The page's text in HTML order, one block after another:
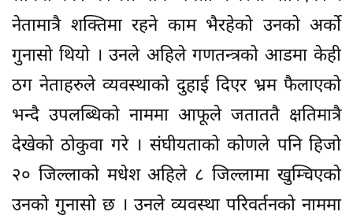
नेतामात्रै शक्तिमा रहने काम भैरहेको उनको अर्को
गुनासो थियो । उनले अहिले गणतन्त्रको आडमा केही
ठग नेताहरुले व्यवस्थाको दुहाई दिएर भ्रम फैलाएको
भन्दै उपलब्धिको नाममा आफूले जताततै क्षतिमात्रै
देखेको ठोकुवा गरे । संघीयताको कोणले पनि हिजो
२० जिल्लाको मधेश अहिले ८ जिल्लामा खुम्चिएको
उनको गुनासो छ । उनले व्यवस्था परिवर्तनको नाममा